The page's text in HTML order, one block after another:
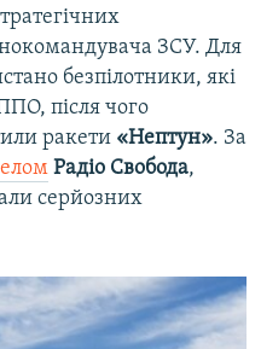
ЗСУ. Для
безпілотники, які
після чого
ракети «Нептун». За
Радіо Свобода,
серйозних